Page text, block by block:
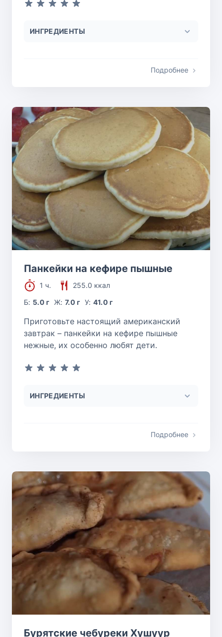
ИНГРЕДИЕНТЫ
Подробнее
Панкейки на кефире пышные
1 ч.
255.0 ккал
Б: 5.0 г Ж: 7.0 г У: 41.0 г
Приготовьте настоящий американский
завтрак – панкейки на кефире пышные
нежные, их особенно любят дети.
ИНГРЕДИЕНТЫ
Подробнее
Бурятские чебуреки Хушуур